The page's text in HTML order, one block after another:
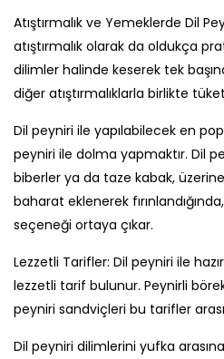
Atıştırmalık ve Yemeklerde Dil
atıştırmalık olarak da oldukça
dilimler halinde keserek tek
diğer atıştırmalıklarla birlikte
Dil peyniri ile yapılabilecek en
peyniri ile dolma yapmaktır. Dil
biberler ya da taze kabak,
baharat eklenerek
seçeneği ortaya çıkar.
Lezzetli Tarifler: Dil peyniri ile
lezzetli tarif bulunur. Peynirli
peyniri sandviçleri bu tarifler
Dil peyniri dilimlerini yufka